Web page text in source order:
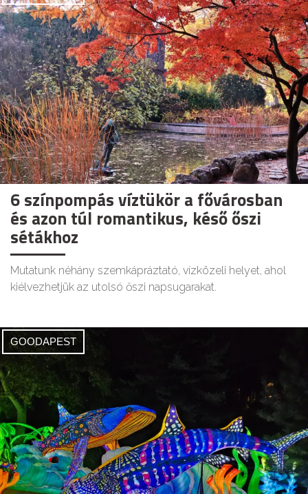
6 színpompás víztükör a fővárosban
és azon túl romantikus, késő őszi
sétákhoz
Mutatunk néhány szemkápráztató, vízközeli helyet, ahol
kiélvezhetjük az utolsó őszi napsugarakat.
GOODAPEST